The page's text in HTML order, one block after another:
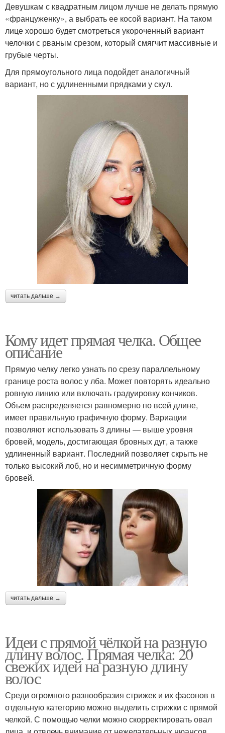
Девушкам с квадратным лицом лучше не делать прямую
«француженку», а выбрать ее косой вариант. На таком
лице хорошо будет смотреться укороченный вариант
челочки с рваным срезом, который смягчит массивные и
грубые черты.
Для прямоугольного лица подойдет аналогичный
вариант, но с удлиненными прядками у скул.
читать дальше →
Кому идет прямая челка. Общее
описание
Прямую челку легко узнать по срезу параллельному
границе роста волос у лба. Может повторять идеально
ровную линию или включать градуировку кончиков.
Объем распределяется равномерно по всей длине,
имеет правильную графичную форму. Вариации
позволяют использовать 3 длины — выше уровня
бровей, модель, достигающая бровных дуг, а также
удлиненный вариант. Последний позволяет скрыть не
только высокий лоб, но и несимметричную форму
бровей.
читать дальше →
Идеи с прямой чёлкой на разную
длину волос. Прямая челка: 20
свежих идей на разную длину
волос
Среди огромного разнообразия стрижек и их фасонов в
отдельную категорию можно выделить стрижки с прямой
челкой. С помощью челки можно скорректировать овал